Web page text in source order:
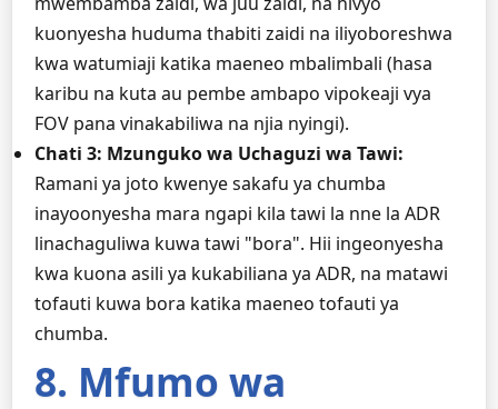
kuonyesha huduma thabiti zaidi na iliyoboreshwa
kwa watumiaji katika maeneo mbalimbali (hasa
karibu na kuta au pembe ambapo vipokeaji vya
FOV pana vinakabiliwa na njia nyingi).
Chati 3: Mzunguko wa Uchaguzi wa Tawi:
Ramani ya joto kwenye sakafu ya chumba
inayoonyesha mara ngapi kila tawi la nne la ADR
linachaguliwa kuwa tawi "bora". Hii ingeonyesha
kwa kuona asili ya kukabiliana ya ADR, na matawi
tofauti kuwa bora katika maeneo tofauti ya
chumba.
8. Mfumo wa